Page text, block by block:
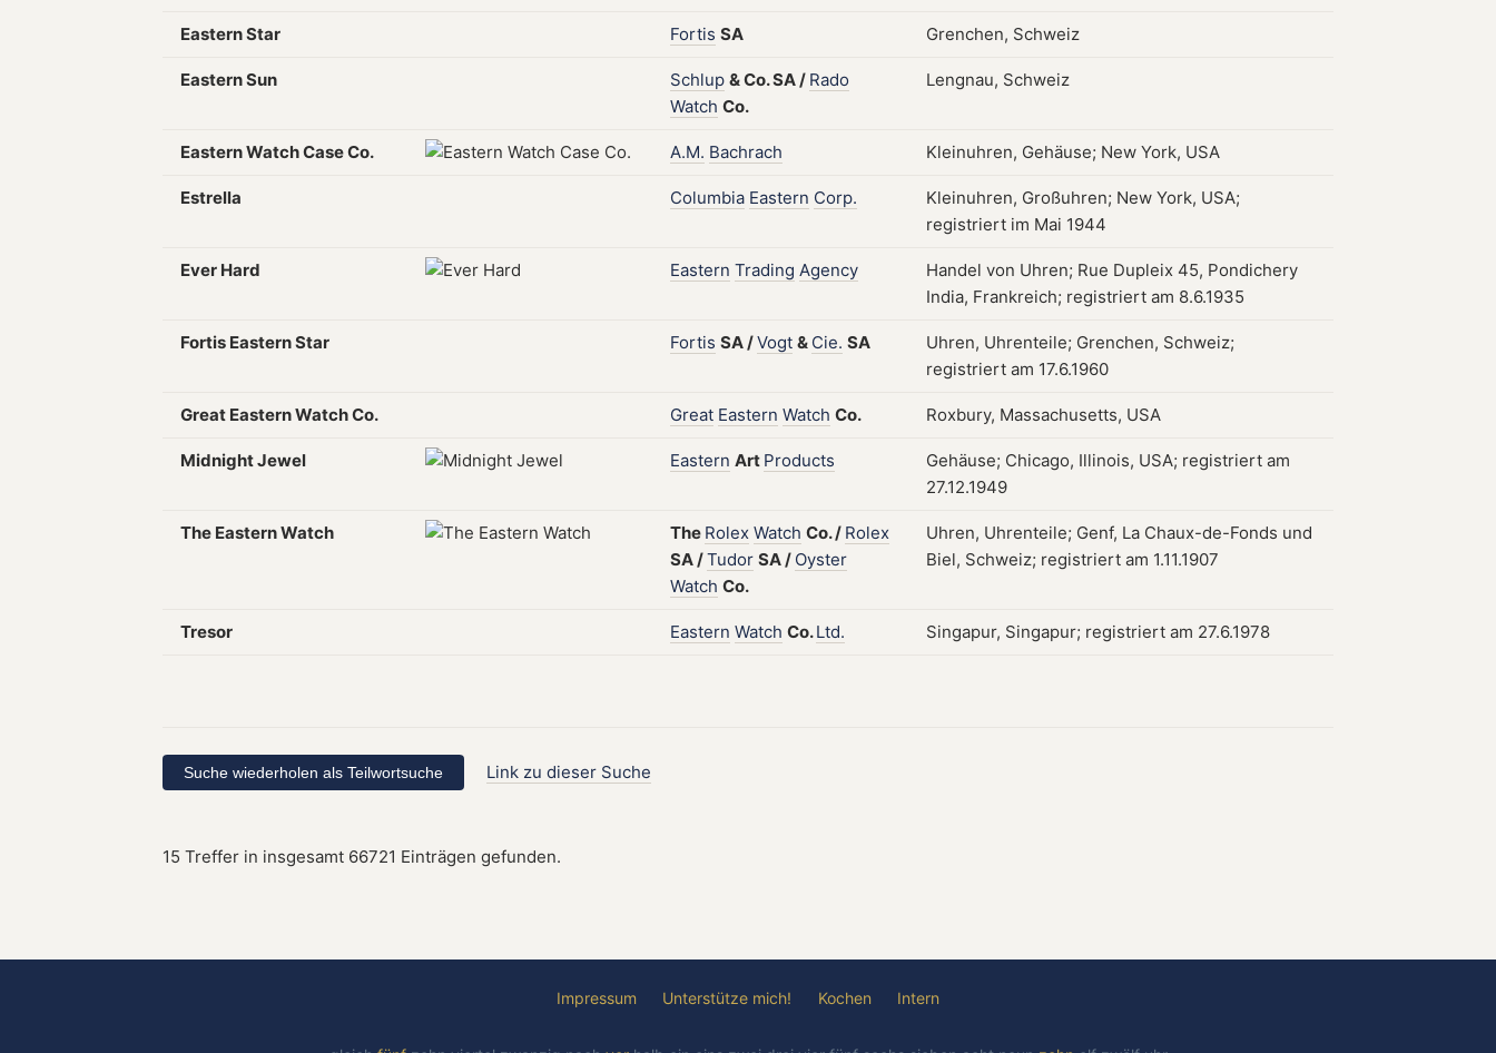
Eastern Star Fortis SA Grenchen, Schweiz
Eastern Sun Schlup &Co.SA/ Rado
Watch Co.
Lengnau, Schweiz
Eastern Watch Case Co. A.M. Bachrach Kleinuhren, Gehäuse; New York, USA
Estrella Columbia Eastern Corp.
Kleinuhren, Großuhren; New York, USA;
registriert im Mai 1944
Ever Hard Eastern Trading Agency
Handel von Uhren; Rue Dupleix 45, Pondichery
India, Frankreich; registriert am 8.6.1935
Fortis Eastern Star Fortis SA/Vogt & Cie. SA
Uhren, Uhrenteile; Grenchen, Schweiz;
registriert am 17.6.1960
Great Eastern Watch Co. Great Eastern Watch Co. Roxbury, Massachusetts, USA
Midnight Jewel Eastern Art Products
Gehäuse; Chicago, Illinois, USA; registriert am
27.12.1949
The Eastern Watch The Rolex Watch Co./ Rolex
SA/Tudor SA/ Oyster
Watch Co.
Uhren, Uhrenteile; Genf, La Chaux-de-Fonds und
Biel, Schweiz; registriert am 1.11.1907
Tresor Eastern Watch Co.Ltd. Singapur, Singapur; registriert am 27.6.1978
Link zu dieser Suche
15 Treffer in insgesamt 66721 Einträgen gefunden.
Impressum Unterstütze mich! Kochen Intern